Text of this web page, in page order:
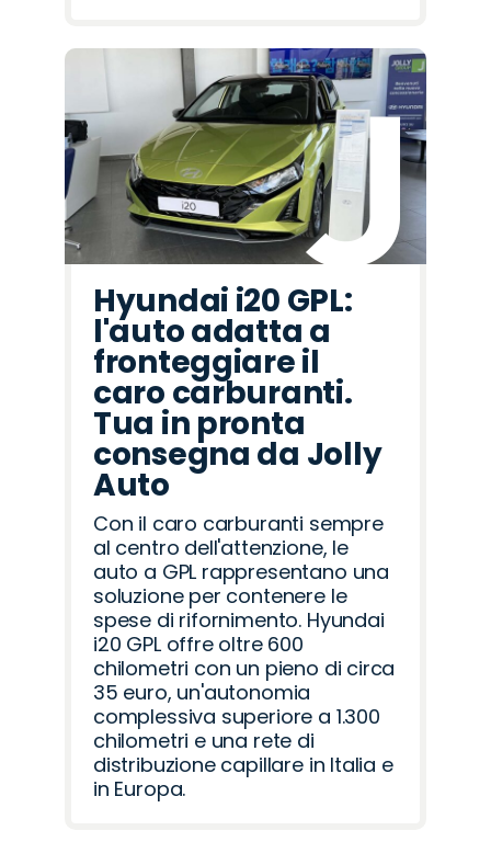
Hyundai i20 GPL:
l'auto adatta a
fronteggiare il
caro carburanti.
Tua in pronta
consegna da Jolly
Auto
Con il caro carburanti sempre
al centro dell'attenzione, le
auto a GPL rappresentano una
soluzione per contenere le
spese di rifornimento. Hyundai
i20 GPL offre oltre 600
chilometri con un pieno di circa
35 euro, un'autonomia
complessiva superiore a 1.300
chilometri e una rete di
distribuzione capillare in Italia e
in Europa.